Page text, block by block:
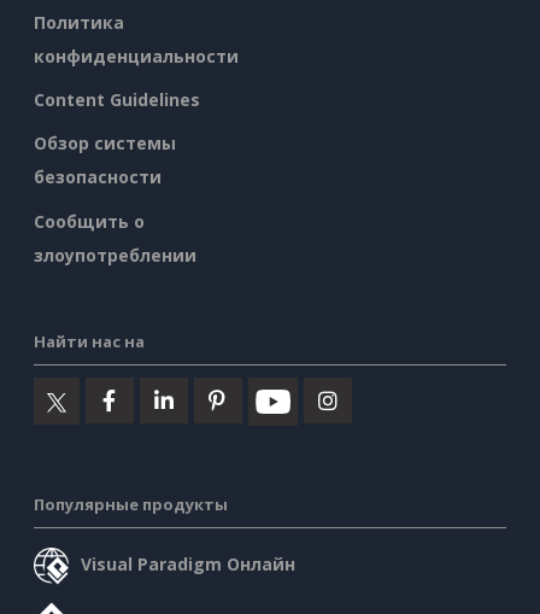
Политика
конфиденциальности
Content Guidelines
Обзор системы
безопасности
Сообщить о
злоупотреблении
Найти нас на
Популярные продукты
Visual Paradigm Онлайн